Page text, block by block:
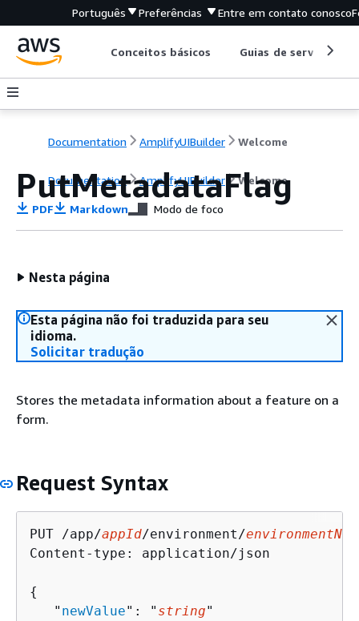
Português Preferências Entre em contato conosco
Conceitos básicos Guias de serviço
Documentation AmplifyUIBuilder Welcome
Documentation AmplifyUIBuilder Welcome
PutMetadataFlag
PDF Markdown Modo de foco
Nesta página
Esta página não foi traduzida para seu
idioma.
Solicitar tradução
Stores the metadata information about a feature on a
form.
Request Syntax
PUT /app/appId/environment/
Content-type: application/json
{
   "
newValue": " string"